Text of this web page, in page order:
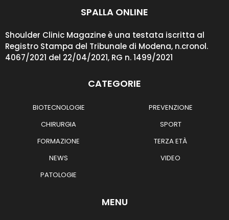
SPALLA ONLINE
Shoulder Clinic Magazine è una testata iscritta al
Registro Stampa del Tribunale di Modena, n.cronol.
4067/2021 del 22/04/2021, RG n. 1499/2021
CATEGORIE
BIOTECNOLOGIE
CHIRURGIA
FORMAZIONE
NEWS
PATOLOGIE
PREVENZIONE
SPORT
TERZA ETÀ
VIDEO
MENU